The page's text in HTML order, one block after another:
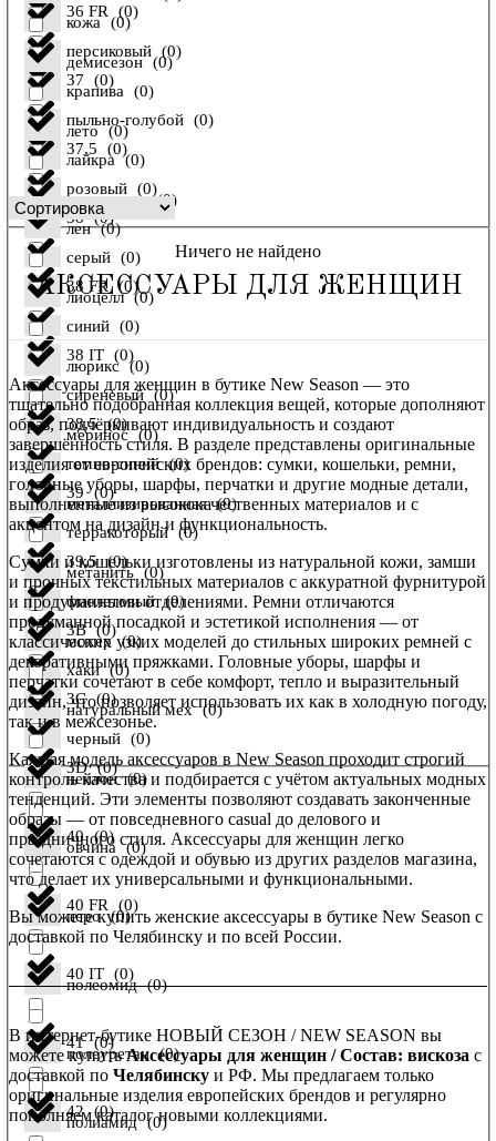
36 FR (0)
37 (0)
37,5 (0)
38 (0)
38 FR (0)
38 IT (0)
38,5 (0)
39 (0)
39,5 (0)
3B (0)
3C (0)
3D (0)
40 (0)
40 FR (0)
40 IT (0)
41 (0)
42 (0)
персиковый (0)
пыльно-голубой (0)
розовый (0)
серый (0)
синий (0)
сиреневый (0)
темно-синий (0)
терракоторый (0)
фиолетовый (0)
хаки (0)
черный (0)
кожа (0)
крапива (0)
лайкра (0)
лен (0)
лиоцелл (0)
люрикс (0)
меринос (0)
металлизированная (0)
метанить (0)
мохер (0)
натуральный мех (0)
нейлон (0)
овчина (0)
перо (0)
полеомид (0)
полеуретан (0)
полиамид (0)
демисезон (0)
лето (0)
осень-зима (0)
Ничего не найдено
АКСЕССУАРЫ ДЛЯ ЖЕНЩИН
Аксессуары для женщин в бутике New Season — это
тщательно подобранная коллекция вещей, которые дополняют
образ, подчёркивают индивидуальность и создают
завершённость стиля. В разделе представлены оригинальные
изделия от европейских брендов: сумки, кошельки, ремни,
головные уборы, шарфы, перчатки и другие модные детали,
выполненные из высококачественных материалов и с
акцентом на дизайн и функциональность.
Сумки и кошельки изготовлены из натуральной кожи, замши
и прочных текстильных материалов с аккуратной фурнитурой
и продуманными отделениями. Ремни отличаются
продуманной посадкой и эстетикой исполнения — от
классических узких моделей до стильных широких ремней с
декоративными пряжками. Головные уборы, шарфы и
перчатки сочетают в себе комфорт, тепло и выразительный
дизайн, что позволяет использовать их как в холодную погоду,
так и в межсезонье.
Каждая модель аксессуаров в New Season проходит строгий
контроль качества и подбирается с учётом актуальных модных
тенденций. Эти элементы позволяют создавать законченные
образы — от повседневного casual до делового и
праздничного стиля. Аксессуары для женщин легко
сочетаются с одеждой и обувью из других разделов магазина,
что делает их универсальными и функциональными.
Вы можете купить женские аксессуары в бутике New Season с
доставкой по Челябинску и по всей России.
В интернет-бутике НОВЫЙ СЕЗОН / NEW SEASON вы
можете купитьАксессуары для женщин / Состав: вискоза с
доставкой по Челябинску и РФ. Мы предлагаем только
оригинальные изделия европейских брендов и регулярно
пополняем каталог новыми коллекциями.